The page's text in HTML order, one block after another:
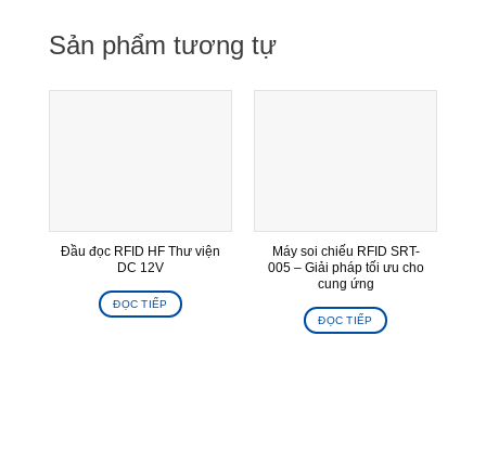
Sản phẩm tương tự
Đầu đọc RFID HF Thư viện
DC 12V
ĐỌC TIẾP
Máy soi chiếu RFID SRT-
005 – Giải pháp tối ưu cho
cung ứng
ĐỌC TIẾP